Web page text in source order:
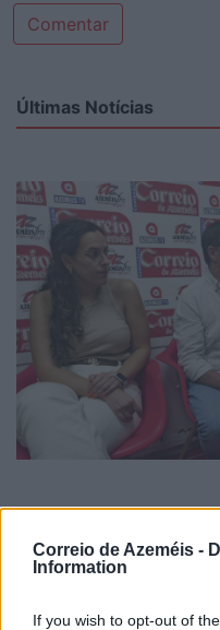
Correio de Azeméis -
Information
If you wish to opt-out of
Comentar
Últimas Notícias
9/08/2026